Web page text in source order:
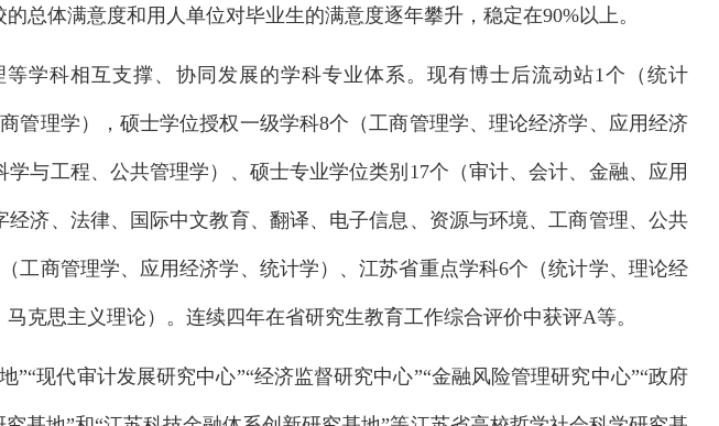
总体满意度和用人单位对毕业生的满意度逐年攀升，稳定在90%以上。
学科相互支撑、协同发展的学科专业体系。现有博士后流动站1个（统计
管理学），硕士学位授权一级学科8个（工商管理学、理论经济学、应用经济
与工程、公共管理学）、硕士专业学位类别17个（审计、会计、金融、应用
济、法律、国际中文教育、翻译、电子信息、资源与环境、工商管理、公共
工商管理学、应用经济学、统计学）、江苏省重点学科6个（统计学、理论经
克思主义理论）。连续四年在省研究生教育工作综合评价中获评A等。
”“现代审计发展研究中心”“经济监督研究中心”“金融风险管理研究中心”“政府